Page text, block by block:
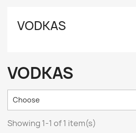
VODKAS
VODKAS
Choose
Showing 1-1 of 1 item(s)